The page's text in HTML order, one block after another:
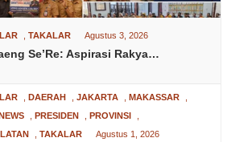
TAKALAR Agustus 3, 2026
Se’Re: Aspirasi Rakya…
DAERAH JAKARTA MAKASSAR
PRESIDEN PROVINSI
TAKALAR Agustus 1, 2026